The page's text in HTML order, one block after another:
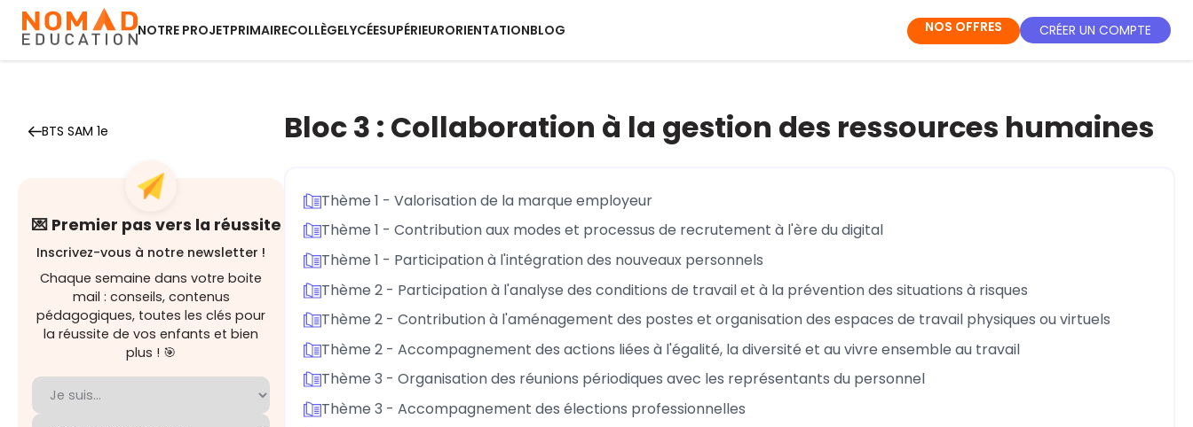
NOTRE PROJETPRIMAIRECOLLÈGELYCÉESUPÉRIEURORIENTATIONBLOG NOS OFFRES CRÉER UN COMPTE
BTS SAM 1e
💌 Premier pas vers la réussite
Inscrivez-vous à notre newsletter !
Chaque semaine dans votre boite
mail : conseils, contenus
pédagogiques, toutes les clés pour
la réussite de vos enfants et bien
plus ! 🎯
Bloc 3 : Collaboration à la gestion des ressources humaines
Thème 1 - Valorisation de la marque employeur
Thème 1 - Contribution aux modes et processus de recrutement à l'ère du digital
Thème 1 - Participation à l'intégration des nouveaux personnels
Thème 2 - Participation à l'analyse des conditions de travail et à la prévention des situations à risques
Thème 2 - Contribution à l'aménagement des postes et organisation des espaces de travail physiques ou virtuels
Thème 2 - Accompagnement des actions liées à l'égalité, la diversité et au vivre ensemble au travail
Thème 3 - Organisation des réunions périodiques avec les représentants du personnel
Thème 3 - Accompagnement des élections professionnelles